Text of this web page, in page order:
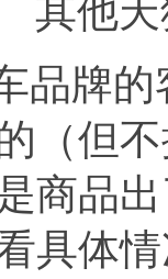
其他
品牌
（但
商品
具体